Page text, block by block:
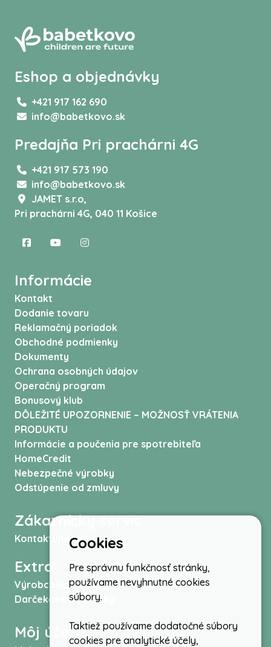
Eshop a objednávky
+421 917 162 690
info@babetkovo.sk
Predajňa Pri prachárni 4G
+421 917 573 190
info@babetkovo.sk
JAMET s.r.o,
Pri prachárni 4G, 040 11 Košice
Informácie
Kontakt
Dodanie tovaru
Reklamačný poriadok
Obchodné podmienky
Dokumenty
Ochrana osobných údajov
Operačný program
Bonusový klub
DÔLEŽITÉ UPOZORNENIE – MOŽNOSŤ VRÁTENIA
PRODUKTU
Informácie a poučenia pre spotrebiteľa
HomeCredit
Nebezpečné výrobky
Odstúpenie od zmluvy
Zákaznícky servis
Kontaktujte nás
Extra
Výrobcovia
Darčekové poukážky
Môj účet
Cookies
Pre správnu funkčnosť stránky,
používame nevyhnutné cookies
súbory.
Taktiež používame dodatočné súbory
cookies pre analytické účely,